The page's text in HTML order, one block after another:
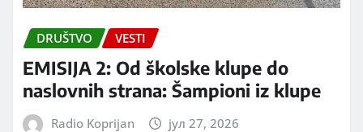
DRUŠTVO VESTI
EMISIJA 2: Od školske klupe do
naslovnih strana: Šampioni iz klupe
Radio Koprijan јул 27, 2026